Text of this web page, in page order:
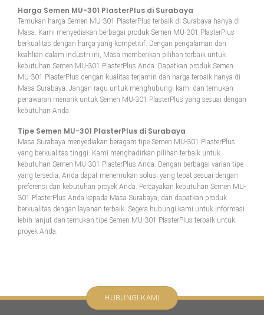
Harga Semen MU-301 PlasterPlus di Surabaya
Temukan harga Semen MU-301 PlasterPlus terbaik di Surabaya hanya di
Masa. Kami menyediakan berbagai produk Semen MU-301 PlasterPlus
berkualitas dengan harga yang kompetitif. Dengan pengalaman dan
keahlian dalam industri ini, Masa memberikan pilihan terbaik untuk
kebutuhan Semen MU-301 PlasterPlus Anda. Dapatkan produk Semen
MU-301 PlasterPlus dengan kualitas terjamin dan harga terbaik hanya di
Masa Surabaya. Jangan ragu untuk menghubungi kami dan temukan
penawaran menarik untuk Semen MU-301 PlasterPlus yang sesuai dengan
kebutuhan Anda.
Tipe Semen MU-301 PlasterPlus di Surabaya
Masa Surabaya menyediakan beragam tipe Semen MU-301 PlasterPlus
yang berkualitas tinggi. Kami menghadirkan pilihan terbaik untuk
kebutuhan Semen MU-301 PlasterPlus Anda. Dengan berbagai varian tipe
yang tersedia, Anda dapat menemukan solusi yang tepat sesuai dengan
preferensi dan kebutuhan proyek Anda. Percayakan kebutuhan Semen MU-
301 PlasterPlus Anda kepada Masa Surabaya, dan dapatkan produk
berkualitas dengan layanan terbaik. Segera hubungi kami untuk informasi
lebih lanjut dan temukan tipe Semen MU-301 PlasterPlus terbaik untuk
proyek Anda.
HUBUNGI KAMI